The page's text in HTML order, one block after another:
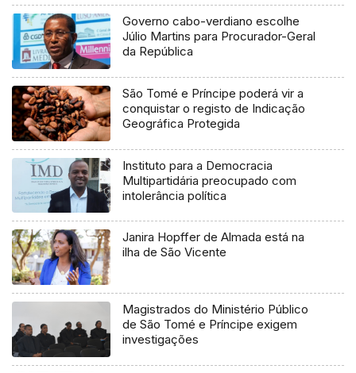
Governo cabo-verdiano escolhe
Júlio Martins para Procurador-Geral
da República
São Tomé e Príncipe poderá vir a
conquistar o registo de Indicação
Geográfica Protegida
Instituto para a Democracia
Multipartidária preocupado com
intolerância política
Janira Hopffer de Almada está na
ilha de São Vicente
Magistrados do Ministério Público
de São Tomé e Príncipe exigem
investigações